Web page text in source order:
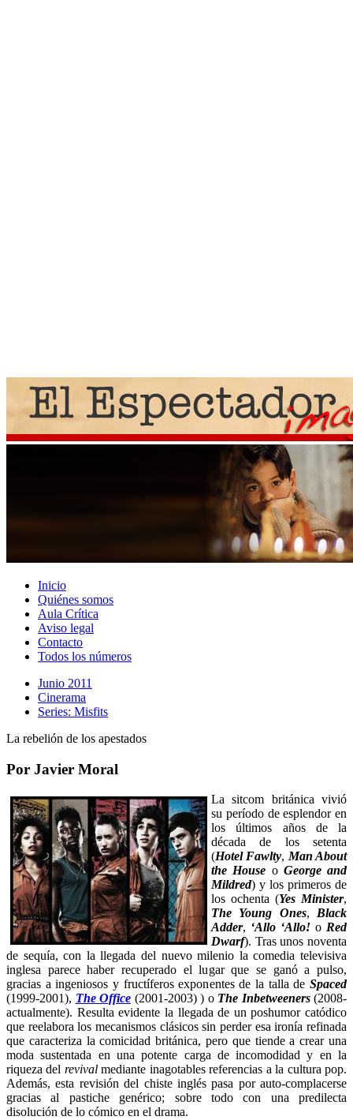
Inicio
Quiénes somos
Aula Crítica
Aviso legal
Contacto
Todos los números
Junio 2011
Cinerama
Series: Misfits
La rebelión de los apestados
Por Javier Moral
La sitcom británica vivió
su período de esplendor en
los últimos años de la
década de los setenta
(Hotel Fawlty,Man About
the House o George and
Mildred) y los primeros de
los ochenta (Yes Minister,
The Young Ones,Black
Adder, ‘Allo ‘Allo! o Red
Dwarf). Tras unos noventa
de sequía, con la llegada del nuevo milenio la comedia televisiva
inglesa parece haber recuperado el lugar que se ganó a pulso,
gracias a ingeniosos y fructíferos exponentes de la talla de Spaced
(1999-2001), The Office (2001-2003) ) o The Inbetweeners (2008-
actualmente). Resulta evidente la llegada de un poshumor catódico
que reelabora los mecanismos clásicos sin perder esa ironía refinada
que caracteriza la comicidad británica, pero que tiende a crear una
moda sustentada en una potente carga de incomodidad y en la
riqueza del revivalmediante inagotables referencias a la cultura pop.
Además, esta revisión del chiste inglés pasa por auto-complacerse
gracias al pastiche genérico; sobre todo con una predilecta
disolución de lo cómico en el drama.